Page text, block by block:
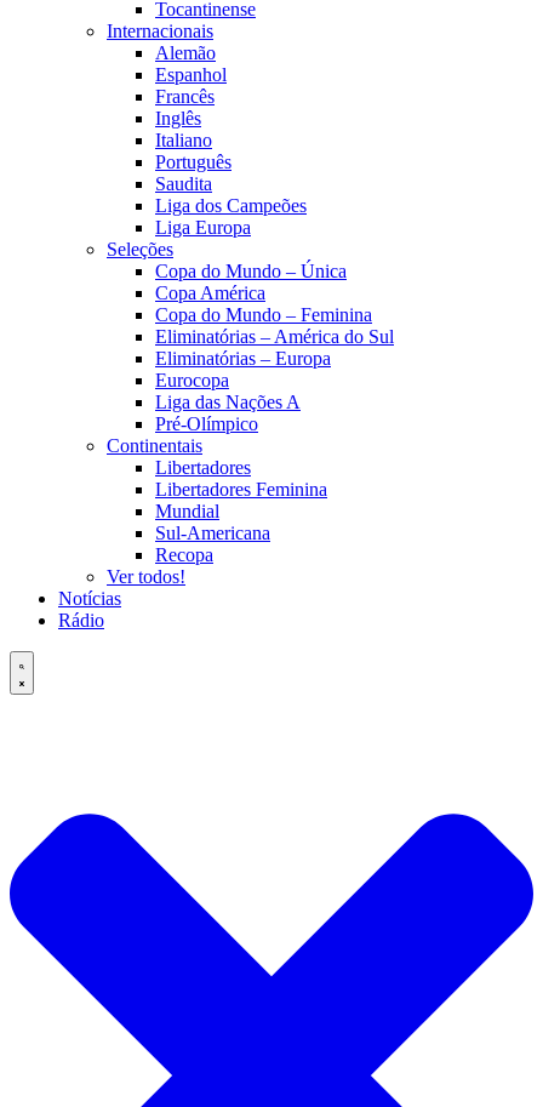
Tocantinense
Internacionais
Alemão
Espanhol
Francês
Inglês
Italiano
Português
Saudita
Liga dos Campeões
Liga Europa
Seleções
Copa do Mundo – Única
Copa América
Copa do Mundo – Feminina
Eliminatórias – América do Sul
Eliminatórias – Europa
Eurocopa
Liga das Nações A
Pré-Olímpico
Continentais
Libertadores
Libertadores Feminina
Mundial
Sul-Americana
Recopa
Ver todos!
Notícias
Rádio